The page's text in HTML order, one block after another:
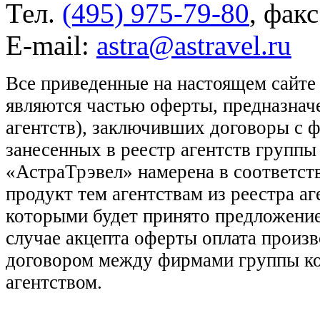
Тел. (495) 975-79-80,
E-mail: astra@astravel.ru
Все приведенные на настоящем
являются частью оферты,
агентств), заключивших договоры
занесенных в реестр агентств
«АстраТрэвел» намерена в
продукт тем агентствам из реестра
которыми будет принято
случае акцепта оферты оплата
договором между фирмами группы
агентством.